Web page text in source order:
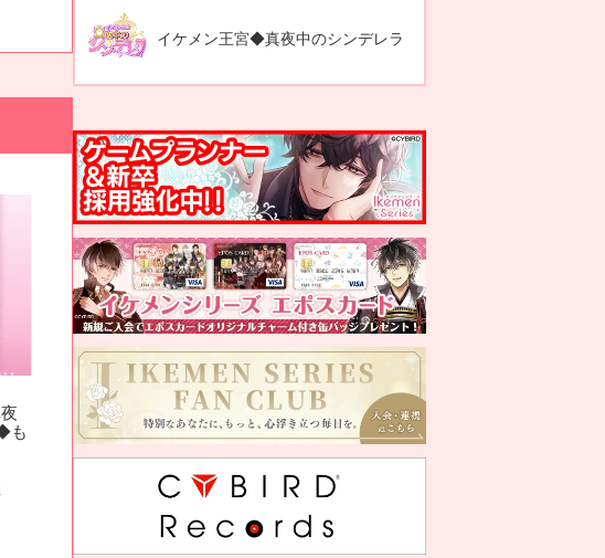
も
イケメン王宮◆真夜中のシンデレラ